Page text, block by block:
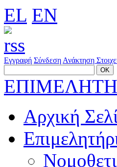
EL EN
Εγγραφή Σύνδεση Ανάκτηση
Αρχική